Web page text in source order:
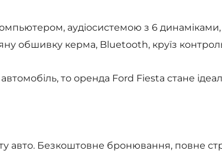
аудіосистемою з 6 динаміками,
обшивку керма, Bluetooth, круїз
то оренда Ford Fiesta стане
авто. Безкоштовне бронювання, повне